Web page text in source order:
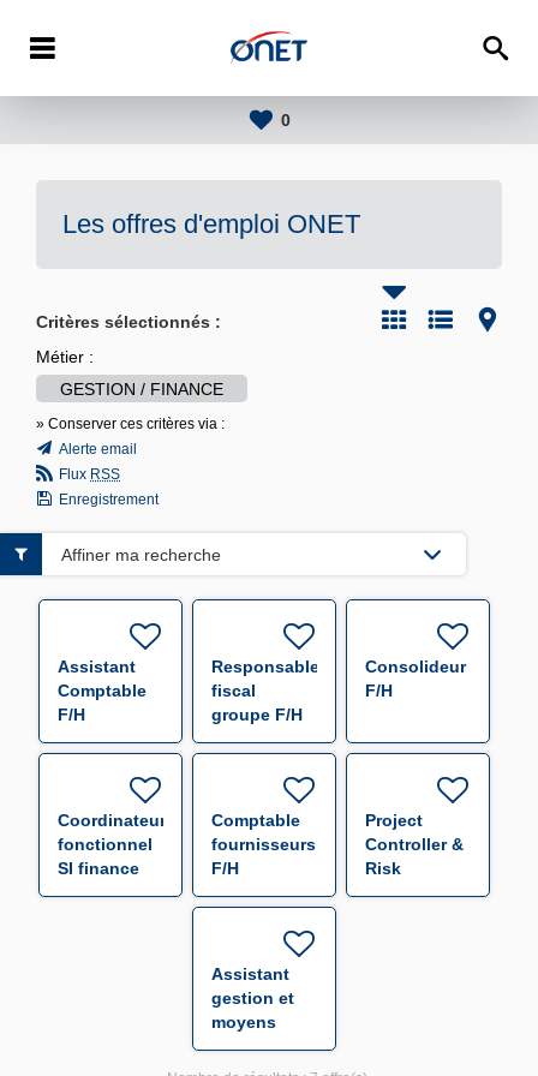
0
Les offres d'emploi ONET
Critères sélectionnés :
Métier :
GESTION / FINANCE
» Conserver ces critères via :
Alerte email
Flux RSS
Enregistrement
Assistant
Comptable
F/H
Responsable
fiscal
groupe F/H
Consolideur
F/H
Coordinateur
fonctionnel
SI finance
F/H
Comptable
fournisseurs
F/H
Project
Controller &
Risk
Manager F/H
Assistant
gestion et
moyens
généraux
F/H
Affiner ma recherche